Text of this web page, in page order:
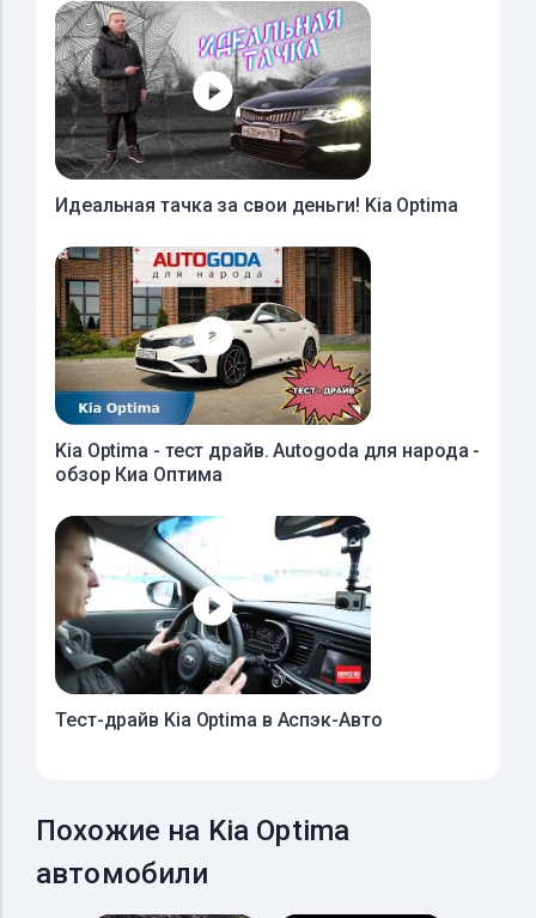
Идеальная тачка за свои деньги! Kia Optima
Kia Optima - тест драйв. Autogoda для народа -
обзор Киа Оптима
Тест-драйв Kia Optima в Аспэк-Авто
Похожие на Kia Optima
автомобили